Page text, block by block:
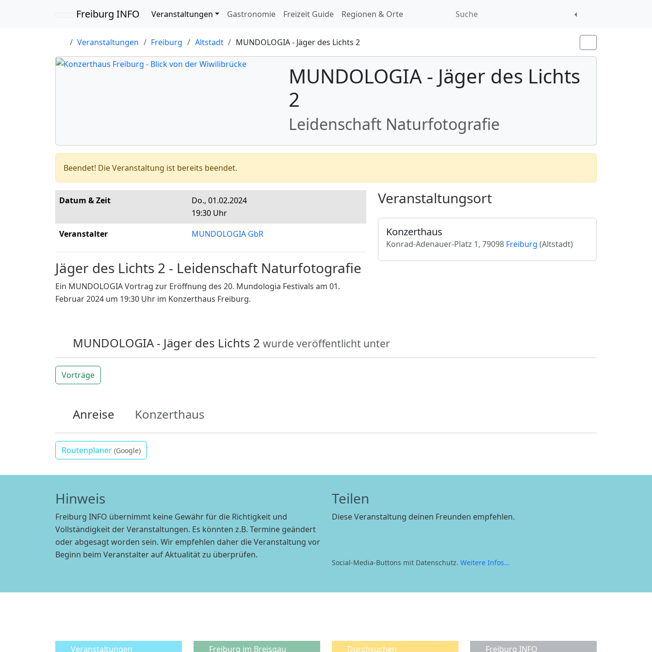
Freiburg INFO Navigation überspringen
Veranstaltungen Gastronomie Freizeit Guide Regionen & Orte Suche
Veranstaltungen Freiburg Altstadt MUNDOLOGIA - Jäger des Lichts 2
MUNDOLOGIA - Jäger des Lichts
2
Leidenschaft Naturfotografie
Beendet! Die Veranstaltung ist bereits beendet.
Datum & Zeit
Do., 01.02.2024
19:30 Uhr
Veranstalter
MUNDOLOGIA GbR
Jäger des Lichts 2 - Leidenschaft Naturfotografie
Ein MUNDOLOGIA Vortrag zur Eröffnung des 20. Mundologia Festivals am 01.
Februar 2024 um 19:30 Uhr im Konzerthaus Freiburg.
Veranstaltungsort
Konzerthaus
Konrad-Adenauer-Platz 1, 79098 Freiburg (Altstadt)
MUNDOLOGIA - Jäger des Lichts 2 wurde veröffentlicht unter
Vorträge
Anreise Konzerthaus
Routenplaner (Google)
Hinweis
Freiburg INFO übernimmt keine Gewähr für die Richtigkeit und
Vollständigkeit der Veranstaltungen. Es könnten z.B. Termine geändert
oder abgesagt worden sein. Wir empfehlen daher die Veranstaltung vor
Beginn beim Veranstalter auf Aktualität zu überprüfen.
Teilen
Diese Veranstaltung deinen Freunden empfehlen.
Social-Media-Buttons mit Datenschutz. Weitere Infos...
Veranstaltungen Freiburg im Breisgau Durchsuchen Freiburg INFO